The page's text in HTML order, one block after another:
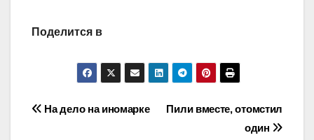
Поделится в
Навигация
Пили вместе, отомстил
один
На дело на иномарке